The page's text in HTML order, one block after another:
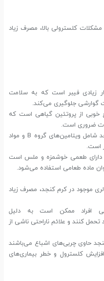
کلسترولی بالا، مصرف زیاد
زیادی فیبر است که به سلامت
گوارشی جلوگیری می‌کند.
خوبی از پروتئین گیاهی است که
ضروری است.
منبع ویتامین‌ها و مواد معدنی: کرم کنجد شامل ویتامین‌های گروه B و مواد
است.
دارای طعمی خوشمزه و ملس است
ماده طعامی استفاده می‌شود.
موجود در کرم کنجد، مصرف زیاد
افراد ممکن است به دلیل
کنند و علائم ناراحتی ناشی از
حاوی چربی‌های اشباع می‌باشند
کلسترول و خطر بیماری‌های